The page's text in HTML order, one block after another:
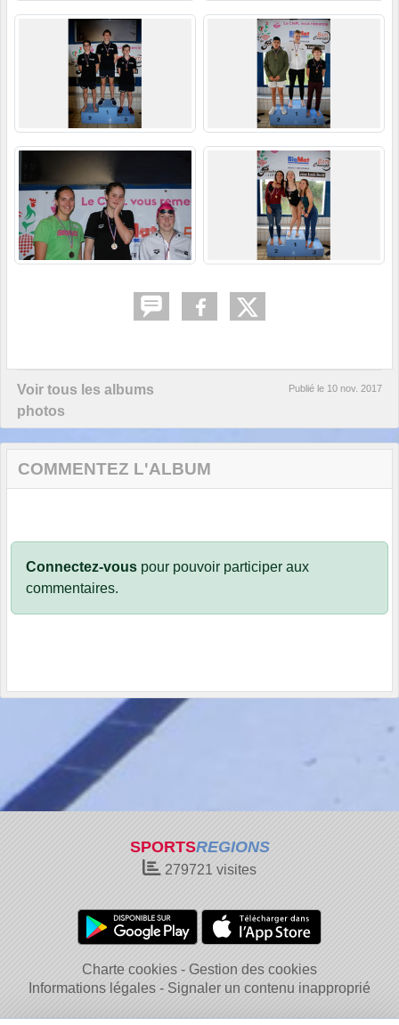
Voir tous les albums
photos
Publié le 10 nov. 2017
COMMENTEZ L'ALBUM
Connectez-vous pour pouvoir participer aux
commentaires.
SPORTSREGIONS
279721 visites
Charte cookies
Gestion des cookies
Informations légales
Signaler un contenu inapproprié